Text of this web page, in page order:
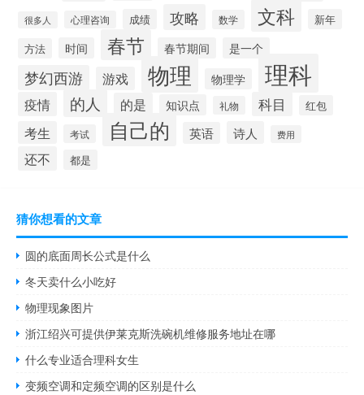
很多人 心理咨询 成绩 攻略 数学 文科
新年
方法
时间 春节 春节期间 是一个
梦幻西游 游戏 物理 物理学 理科
疫情 的人 的是 知识点 礼物 科目 红包
考生 考试 自己的 英语 诗人 费用
还不 都是
猜你想看的文章
圆的底面周长公式是什么
冬天卖什么小吃好
物理现象图片
浙江绍兴可提供伊莱克斯洗碗机维修服务地址在哪
什么专业适合理科女生
变频空调和定频空调的区别是什么